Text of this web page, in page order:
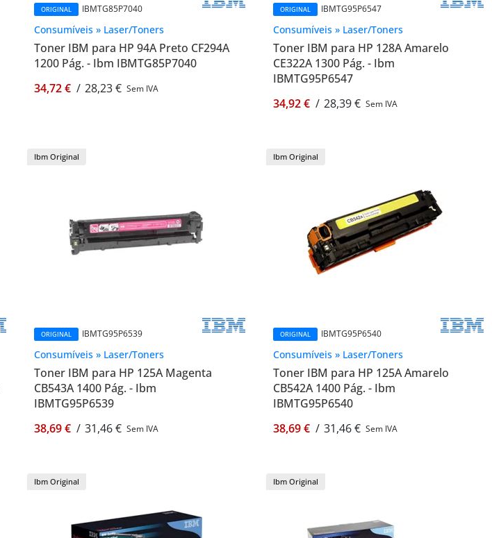
ORIGINAL IBMTG85P7040
Consumíveis » Laser/Toners
Toner IBM para HP 94A Preto CF294A
1200 Pág. - Ibm IBMTG85P7040
34,72 € / 28,23 € Sem IVA
ORIGINAL IBMTG95P6547
Consumíveis » Laser/Toners
Toner IBM para HP 128A Amarelo
CE322A 1300 Pág. - Ibm
IBMTG95P6547
34,92 € / 28,39 € Sem IVA
Ibm Original
ORIGINAL IBMTG95P6539
Consumíveis » Laser/Toners
Toner IBM para HP 125A Magenta
CB543A 1400 Pág. - Ibm
IBMTG95P6539
38,69 € / 31,46 € Sem IVA
Ibm Original
ORIGINAL IBMTG95P6540
Consumíveis » Laser/Toners
Toner IBM para HP 125A Amarelo
CB542A 1400 Pág. - Ibm
IBMTG95P6540
38,69 € / 31,46 € Sem IVA
Ibm Original Ibm Original